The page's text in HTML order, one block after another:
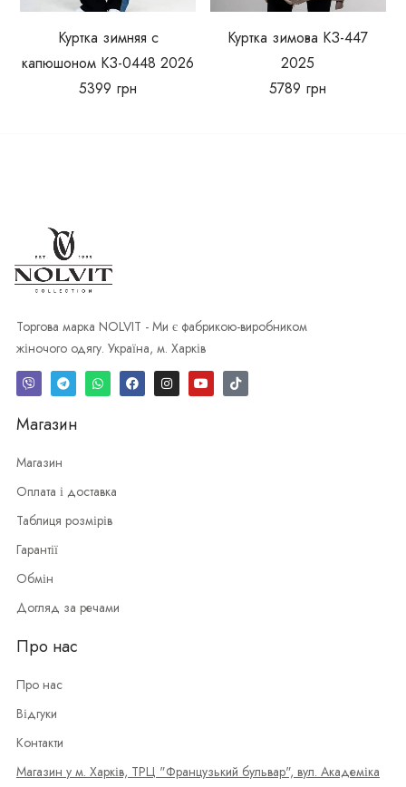
Куртка зимняя с
капюшоном КЗ-0448 2026
5399 грн
Куртка зимова КЗ-447
2025
5789 грн
Торгова марка NOLVIT - Ми є фабрикою-виробником
жіночого одягу. Україна, м. Харків
Магазин
Магазин
Оплата і доставка
Таблиця розмірів
Гарантії
Обмін
Догляд за речами
Про нас
Про нас
Відгуки
Контакти
Магазин у м. Харків, ТРЦ "Французький бульвар", вул. Академіка